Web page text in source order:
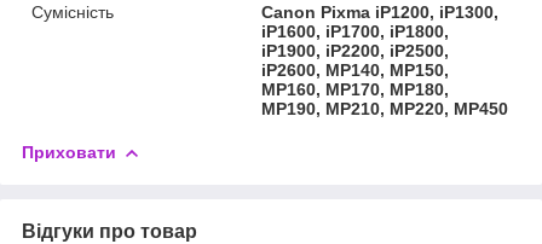
Сумісність
Canon Pixma iP1200, iP1300,
iP1600, iP1700, iP1800,
iP1900, iP2200, iP2500,
iP2600, MP140, MP150,
MP160, MP170, MP180,
MP190, MP210, MP220, MP450
Приховати
Відгуки про товар